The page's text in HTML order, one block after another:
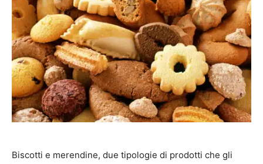
Biscotti e merendine, due tipologie di prodotti che gli